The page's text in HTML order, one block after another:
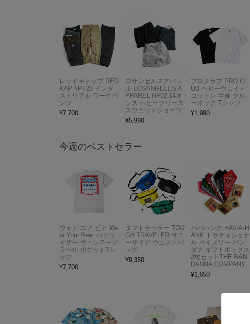
レッドキャップ RED
KAP #PT20 インダ
ストリアル ワークパ
ンツ
¥7,700
ロサンゼルスアパレ
ル LOSANGELES A
PPAREL HF02 14オ
ンス ヘビーフリース
スウェットショーツ
¥5,990
プロクラブ PRO CL
UB ヘビーウェイト
コットン 半袖 クル
ーネック Tシャツ
¥1,990
今週のベストセラー
ウェア ユア ビア We
ar Your Beer バドワ
イザー ヴィンテージ
ラベル ポケットTシ
ャツ
¥7,700
タフトラベラー TOU
GH TRAVELER サニ
ーサイド ウエストバ
ッグ
¥9,350
ハバハンク HAV-A-H
ANK トラディショナ
ル ペイズリー バン
ダナ ギフトボックス
2枚セットTHE BAN
DANNA COMPANY
¥1,650